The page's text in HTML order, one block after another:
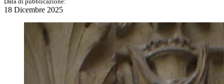
18 Dicembre 2025